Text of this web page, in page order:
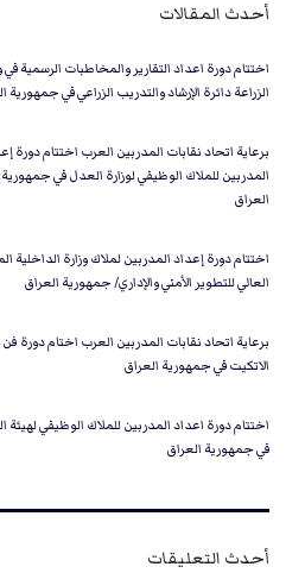
أحدث المقالات
اختتام دورة اعداد التقارير والمخاطبات الرسمية في
الزراعة دائرة الإرشاد والتدريب الزراعي في جمهورية
برعاية اتحاد نقابات المدربين العرب اختتام دورة
المدربين للملاك الوظيفي لوزارة العدل في جمهورية
العراق
اختتام دورة إعداد المدربين لملاك وزارة الداخلية
العالي للتطوير الأمني والإداري/ جمهورية العراق
برعاية اتحاد نقابات المدربين العرب اختام دورة فن
الاتكيت في جمهورية العراق
اختتام دورة اعداد المدربين للملاك الوظيفي لهيئة
في جمهورية العراق
أحدث التعليقات